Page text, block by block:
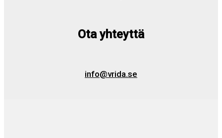
Ota yhteyttä
info@vrida.se